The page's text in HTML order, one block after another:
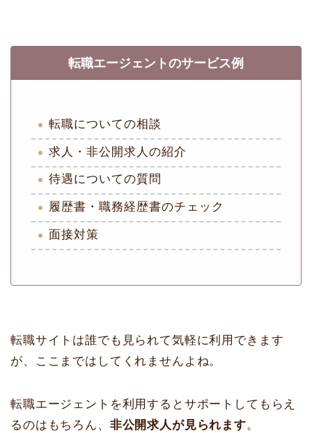
転職エージェントのサービス例
転職についての相談
求人・非公開求人の紹介
待遇についての質問
履歴書・職務経歴書のチェック
面接対策
転職サイトは誰でも見られて気軽に利用できます
が、ここまではしてくれませんよね。
転職エージェントを利用するとサポートしてもらえ
るのはもちろん、 非公開求人が見られます。